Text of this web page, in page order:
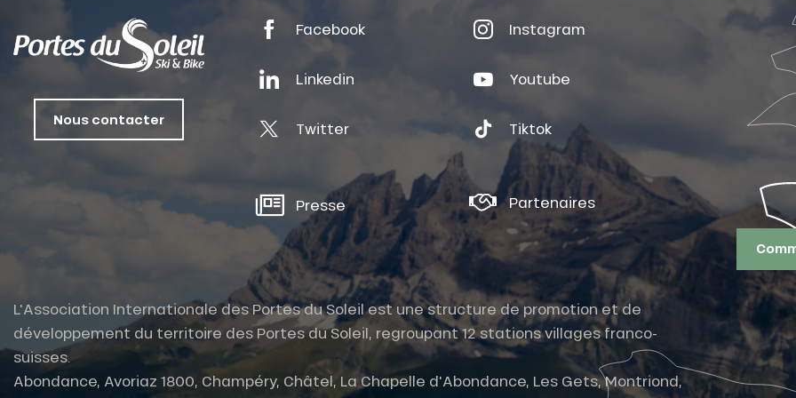
Nous contacter
Facebook Instagram
Linkedin Youtube
Twitter Tiktok
Presse Partenaires
L'Association Internationale des Portes du Soleil est une structure de promotion et de
développement du territoire des Portes du Soleil, regroupant 12 stations villages franco-
suisses.
Abondance, Avoriaz 1800, Champéry, Châtel, La Chapelle d'Abondance, Les Gets, Montriond,